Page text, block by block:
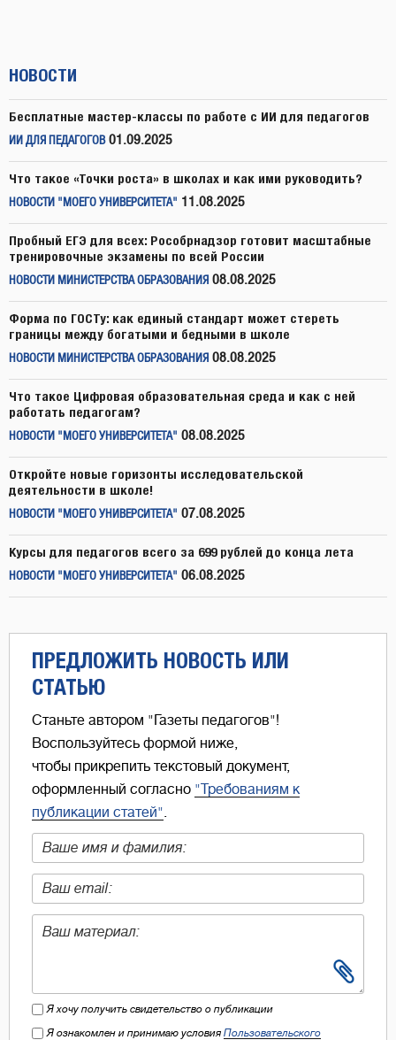
НОВОСТИ
Бесплатные мастер-классы по работе с ИИ для педагогов
ИИ ДЛЯ ПЕДАГОГОВ 01.09.2025
Что такое «Точки роста» в школах и как ими руководить?
НОВОСТИ "МОЕГО УНИВЕРСИТЕТА" 11.08.2025
Пробный ЕГЭ для всех: Рособрнадзор готовит масштабные
тренировочные экзамены по всей России
НОВОСТИ МИНИСТЕРСТВА ОБРАЗОВАНИЯ 08.08.2025
Форма по ГОСТу: как единый стандарт может стереть
границы между богатыми и бедными в школе
НОВОСТИ МИНИСТЕРСТВА ОБРАЗОВАНИЯ 08.08.2025
Что такое Цифровая образовательная среда и как с ней
работать педагогам?
НОВОСТИ "МОЕГО УНИВЕРСИТЕТА" 08.08.2025
Откройте новые горизонты исследовательской
деятельности в школе!
НОВОСТИ "МОЕГО УНИВЕРСИТЕТА" 07.08.2025
Курсы для педагогов всего за 699 рублей до конца лета
НОВОСТИ "МОЕГО УНИВЕРСИТЕТА" 06.08.2025
ПРЕДЛОЖИТЬ НОВОСТЬ ИЛИ
СТАТЬЮ
Станьте автором "Газеты педагогов"!
Воспользуйтесь формой ниже,
чтобы прикрепить текстовый документ,
оформленный согласно "Требованиям к
публикации статей".
Я хочу получить свидетельство о публикации
Я ознакомлен и принимаю условия Пользовательского